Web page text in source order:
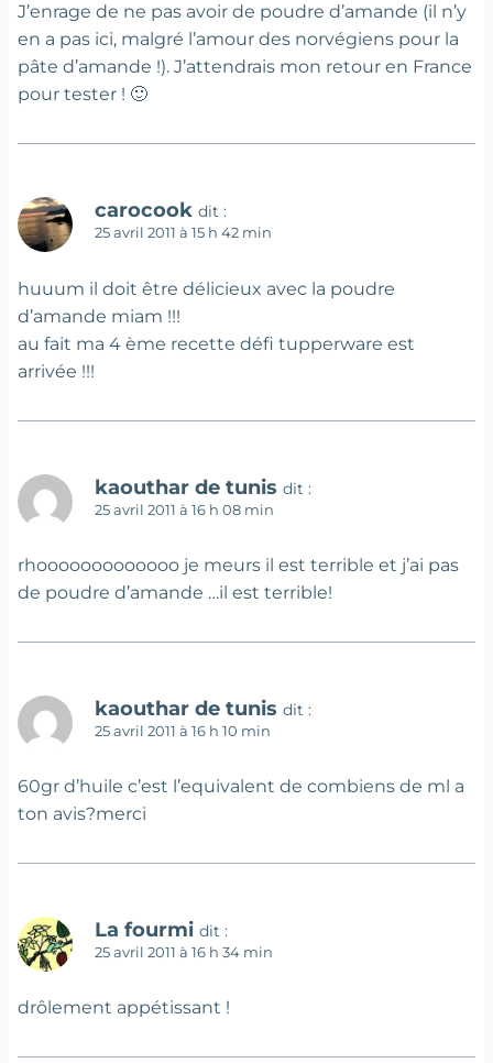
J’enrage de ne pas avoir de poudre d’amande (il n’y
en a pas ici, malgré l’amour des norvégiens pour la
pâte d’amande !). J’attendrais mon retour en France
pour tester ! 🙂
carocook dit :
25 avril 2011 à 15 h 42 min
huuum il doit être délicieux avec la poudre
d’amande miam !!!
au fait ma 4 ème recette défi tupperware est
arrivée !!!
kaouthar de tunis dit :
25 avril 2011 à 16 h 08 min
rhooooooooooooo je meurs il est terrible et j’ai pas
de poudre d’amande …il est terrible!
kaouthar de tunis dit :
25 avril 2011 à 16 h 10 min
60gr d’huile c’est l’equivalent de combiens de ml a
ton avis?merci
La fourmi dit :
25 avril 2011 à 16 h 34 min
drôlement appétissant !